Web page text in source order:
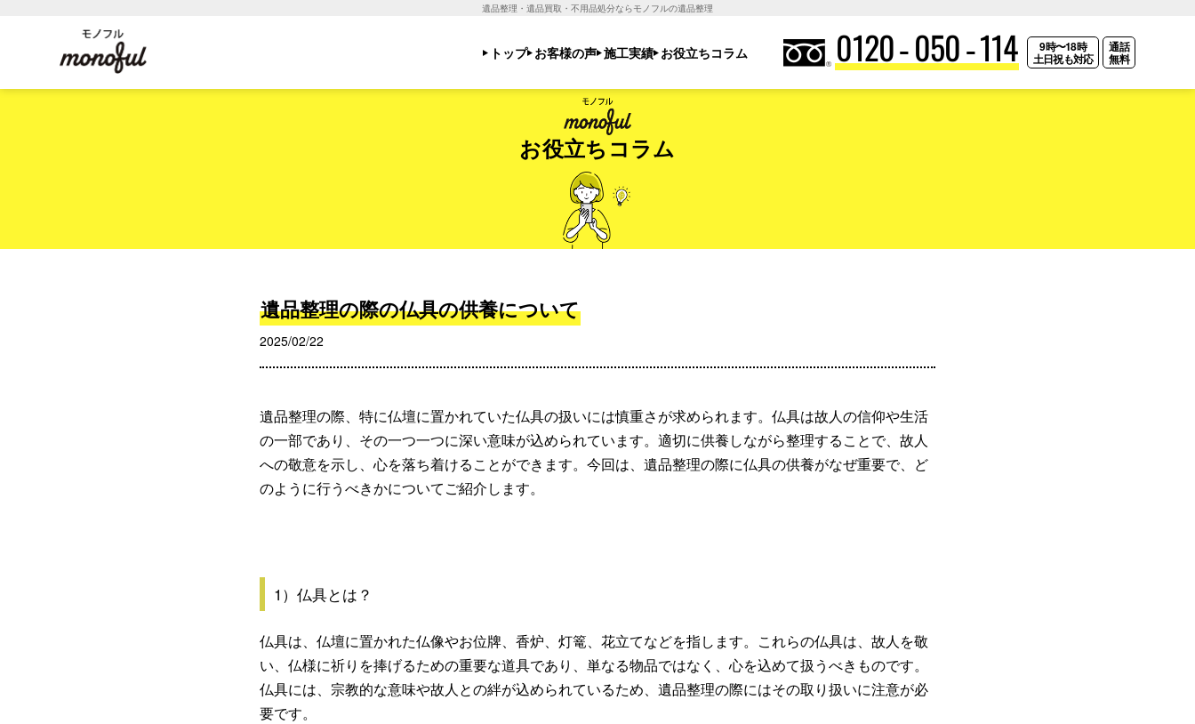
遺品整理・遺品買取・不用品処分ならモノフルの遺品整理
トップ お客様の声 施工実績 お役立ちコラム 0120-050-114 9時〜18時
土日祝も対応
通話
無料
お役立ちコラム
遺品整理の際の仏具の供養について
2025/02/22
遺品整理の際、特に仏壇に置かれていた仏具の扱いには慎重さが求められます。仏具は故人の信仰や生活
の一部であり、その一つ一つに深い意味が込められています。適切に供養しながら整理することで、故人
への敬意を示し、心を落ち着けることができます。今回は、遺品整理の際に仏具の供養がなぜ重要で、ど
のように行うべきかについてご紹介します。
1）仏具とは？
仏具は、仏壇に置かれた仏像やお位牌、香炉、灯篭、花立てなどを指します。これらの仏具は、故人を敬
い、仏様に祈りを捧げるための重要な道具であり、単なる物品ではなく、心を込めて扱うべきものです。
仏具には、宗教的な意味や故人との絆が込められているため、遺品整理の際にはその取り扱いに注意が必
要です。